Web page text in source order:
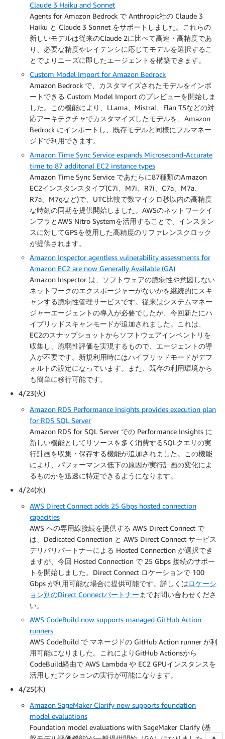
Claude 3 Haiku and Sonnet
Agents for Amazon Bedrock で Anthropic社の Claude 3
Haiku と Claude 3 Sonnet をサポートしました。これらの
新しいモデルは従来のClaude 2に比べて高速・高精度であ
り、必要な精度やレイテンシに応じてモデルを選択するこ
とでよりニーズに即したエージェントを構築できます。
Custom Model Import for Amazon Bedrock
Amazon Bedrock で、カスタマイズされたモデルをインポ
ートできる Custom Model Import のプレビューを開始しま
した。この機能により、LLama、Mistral、Flan T5などの対
応アーキテクチャでカスタマイズしたモデルを、Amazon
Bedrock にインポートし、既存モデルと同様にフルマネー
ジドで利用できます。
Amazon Time Sync Service expands Microsecond-Accurate
time to 87 additonal EC2 instance types
Amazon Time Sync Service であたらに87種類のAmazon
EC2インスタンスタイプ(C7i、M7i、R7i、C7a、M7a、
R7a、M7gなど)で、UTC比較で数マイクロ秒以内の高精度
な時刻の同期を提供開始しました。AWSのネットワークイ
ンフラとAWS Nitro Systemを活用することで、インスタン
スに対してGPSを使用した高精度のリファレンスクロック
が提供されます。
Amazon Inspector agentless vulnerability assessments for
Amazon EC2 are now Generally Available (GA)
Amazon Inspector は、ソフトウェアの脆弱性や意図しない
ネットワークのエクスポージャーがないかを継続的にスキ
ャンする脆弱性管理サービスです。従来はシステムマネー
ジャーエージェントの導入が必要でしたが、今回新たにハ
イブリッドスキャンモードが追加されました。これは、
EC2のスナップショットからソフトウェアインベントリを
収集し、脆弱性評価を実現するもので、エージェントの導
入が不要です。新規利用時にはハイブリッドモードがデフ
ォルトの設定になっています。また、既存の利用環境から
も簡単に移行可能です。
4/23(火)
Amazon RDS Performance Insights provides execution plan
for RDS SQL Server
Amazon RDS for SQL Server での Performance Insights に
新しい機能としてリソースを多く消費するSQLクエリの実
行計画を収集・保存する機能が追加されました。この機能
により、パフォーマンス低下の原因が実行計画の変化によ
るものかを迅速に特定できるようになります。
4/24(水)
AWS Direct Connect adds 25 Gbps hosted connection
capacities
AWS への専用線接続を提供する AWS Direct Connect で
は、Dedicated Connection と AWS Direct Connect サービス
デリバリパートナーによる Hosted Connection が選択でき
ますが、今回 Hosted Connection で 25 Gbps 接続のサポー
トを開始しました。Direct Connect ロケーションで 100
Gbps が利用可能な場合に提供可能です。詳しくはロケーシ
ョン別のDirect Connectパートナー までお問い合わせくださ
い。
AWS CodeBuild now supports managed GitHub Action
runners
AWS CodeBuild で マネージドの GitHub Action runner が利
用可能になりました。これによりGitHub Actionsから
CodeBuild経由で AWS Lambda や EC2 GPUインスタンスを
活用したアクションの実行が可能になります。
4/25(木)
Amazon SageMaker Clarify now supports foundation
model evaluations
Foundation model evaluations with SageMaker Clarify (基